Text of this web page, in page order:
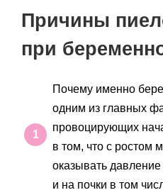
Причины
при
Почему именно
одним из главных
провоцирующих
в том, что с ростом
оказывать
и на почки в том